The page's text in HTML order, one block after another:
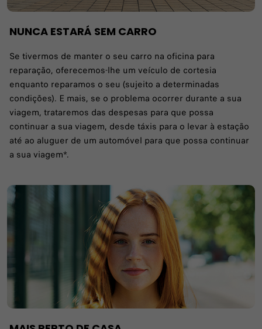
NUNCA ESTARÁ SEM CARRO
Se tivermos de manter o seu carro na oficina para
reparação, oferecemos-lhe um veículo de cortesia
enquanto reparamos o seu (sujeito a determinadas
condições). E mais, se o problema ocorrer durante a sua
viagem, trataremos das despesas para que possa
continuar a sua viagem, desde táxis para o levar à estação
até ao aluguer de um automóvel para que possa continuar
a sua viagem*.